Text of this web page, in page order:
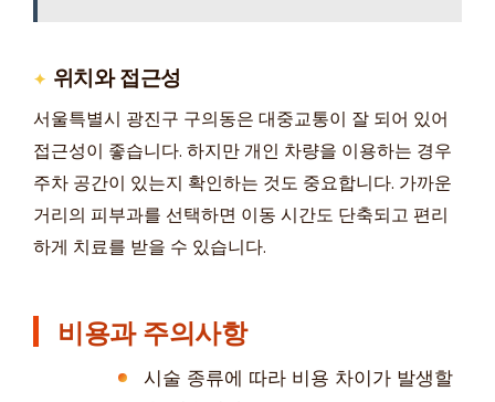
위치와 접근성
서울특별시 광진구 구의동은 대중교통이 잘 되어 있어
접근성이 좋습니다. 하지만 개인 차량을 이용하는 경우
주차 공간이 있는지 확인하는 것도 중요합니다. 가까운
거리의 피부과를 선택하면 이동 시간도 단축되고 편리
하게 치료를 받을 수 있습니다.
비용과 주의사항
시술 종류에 따라 비용 차이가 발생할